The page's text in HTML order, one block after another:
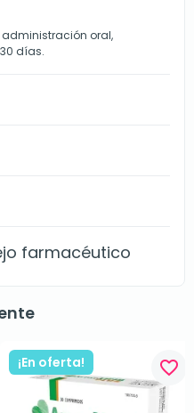
oral,
días.
farmacéutico
¡En oferta! favorite_border